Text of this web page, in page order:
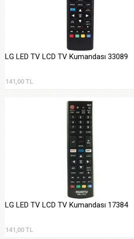
LG LED TV LCD TV Kumandası 33089
141,00 TL
LG LED TV LCD TV Kumandası 17384
141,00 TL